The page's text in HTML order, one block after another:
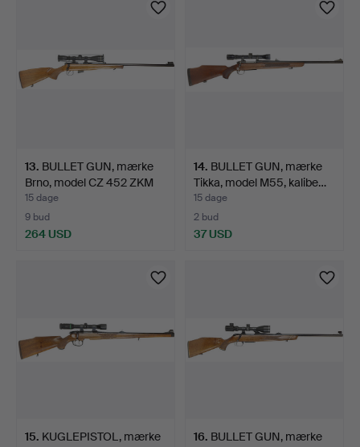
13. BULLET GUN, mærke
Brno, model CZ 452 ZKM
L…
15 dage
9 bud
264 USD
14. BULLET GUN, mærke
Tikka, model M55, kalibe…
15 dage
2 bud
37 USD
15. KUGLEPISTOL, mærke
16. BULLET GUN, mærke